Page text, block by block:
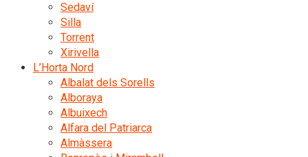
Sedaví
Silla
Torrent
Xirivella
L’Horta Nord
Albalat dels Sorells
Alboraya
Albuixech
Alfara del Patriarca
Almàssera